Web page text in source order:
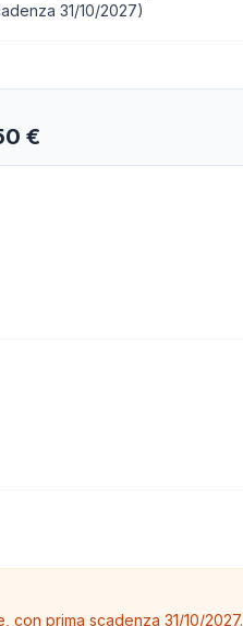
31/10/2027)
€
prima scadenza 31/10/2027.